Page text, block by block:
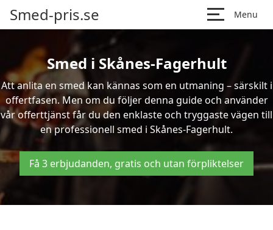
Smed-pris.se Menu
Smed i Skånes-Fagerhult
Att anlita en smed kan kännas som en utmaning – särskilt i
offertfasen. Men om du följer denna guide och använder
vår offerttjänst får du den enklaste och tryggaste vägen till
en professionell smed i Skånes-Fagerhult.
Få 3 erbjudanden, gratis och utan förpliktelser